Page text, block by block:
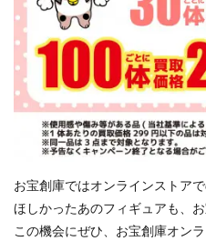
お宝創庫ではオンラインストア
ほしかったあのフィギュアも、
この機会にぜひ、お宝創庫オン